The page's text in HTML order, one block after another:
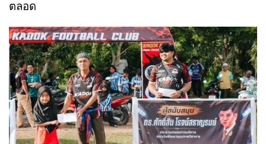
ตลอด